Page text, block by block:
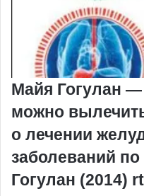
Майя Гогулан —
можно
о лечении
заболеваний
Гогулан (2014)